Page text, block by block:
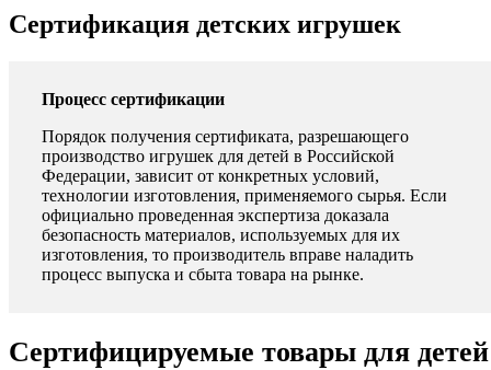
Сертификация детских игрушек
Процесс сертификации
Порядок получения сертификата, разрешающего
производство игрушек для детей в Российской
Федерации, зависит от конкретных условий,
технологии изготовления, применяемого сырья. Если
официально проведенная экспертиза доказала
безопасность материалов, используемых для их
изготовления, то производитель вправе наладить
процесс выпуска и сбыта товара на рынке.
Сертифицируемые товары для детей